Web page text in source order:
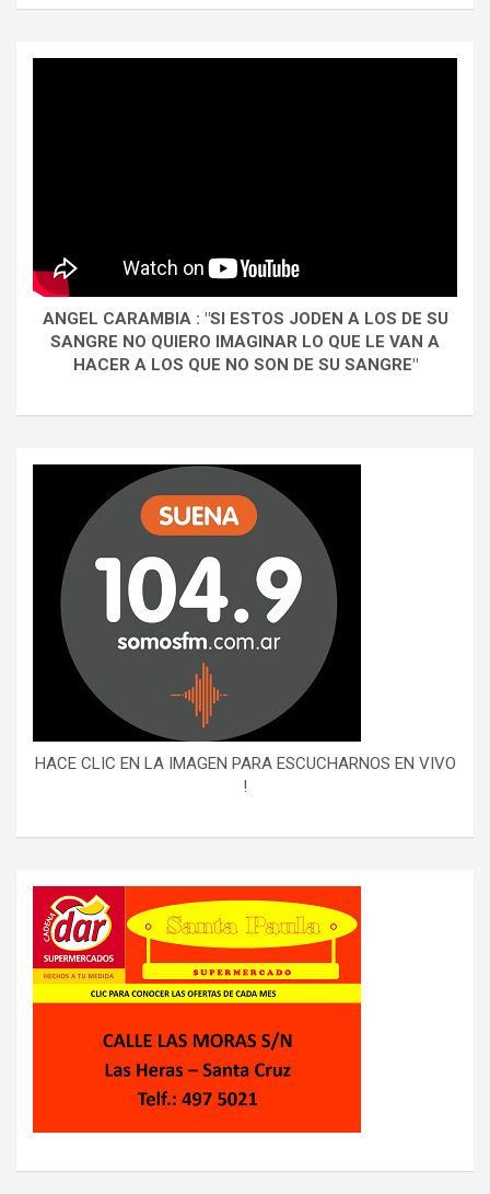
ANGEL CARAMBIA : "SI ESTOS JODEN A LOS DE SU
SANGRE NO QUIERO IMAGINAR LO QUE LE VAN A
HACER A LOS QUE NO SON DE SU SANGRE"
HACE CLIC EN LA IMAGEN PARA ESCUCHARNOS EN VIVO
!